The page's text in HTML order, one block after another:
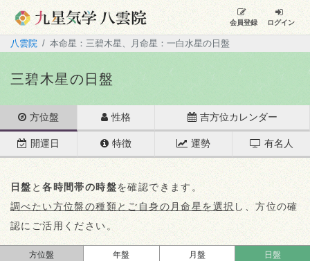
会員登録 ログイン
八雲院 本命星：三碧木星、月命星：一白水星の日盤
三碧木星の日盤
方位盤 性格 吉方位カレンダー
開運日 特徴 運勢 有名人
日盤 と各時間帯の時盤を確認できます。
調べたい方位盤の種類とご自身の月命星を選択 し、方位の確
認にご活用ください。
方位盤 年盤 月盤 日盤